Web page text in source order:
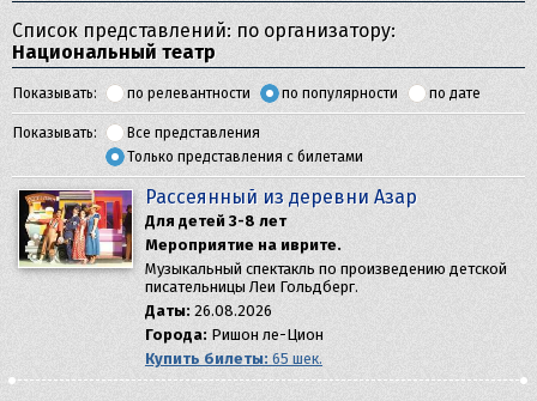
Список представлений: по организатору:
Национальный театр
Показывать: по релевантности по популярности по дате
Показывать:
Все представления
Только представления с билетами
Рассеянный из деревни Азар
Для детей 3-8 лет
Мероприятие на иврите.
Музыкальный спектакль по произведению детской
писательницы Леи Гольдберг.
Даты: 26.08.2026
Города: Ришон ле-Цион
Купить билеты: 65 шек.